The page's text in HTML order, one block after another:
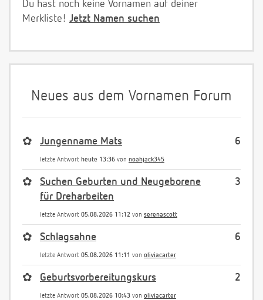
Du hast noch keine Vornamen auf deiner
Merkliste! Jetzt Namen suchen
Neues aus dem Vornamen Forum
6
✿ Jungenname Mats
letzte Antwort heute 13:36 von noahjack345
3
✿
Suchen Geburten und Neugeborene
für Dreharbeiten
letzte Antwort 05.08.2026 11:12 von serenascott
6
✿ Schlagsahne
letzte Antwort 05.08.2026 11:11 von oliviacarter
2
✿ Geburtsvorbereitungskurs
letzte Antwort 05.08.2026 10:43 von oliviacarter